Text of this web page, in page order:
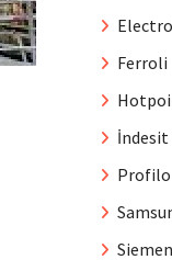
Ferroli
İndesit
Profilo